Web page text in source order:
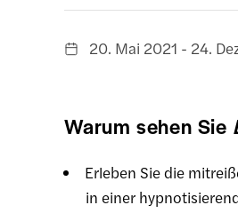
20. Mai 2021 - 24.
Warum sehen Sie
Erleben Sie die
in einer